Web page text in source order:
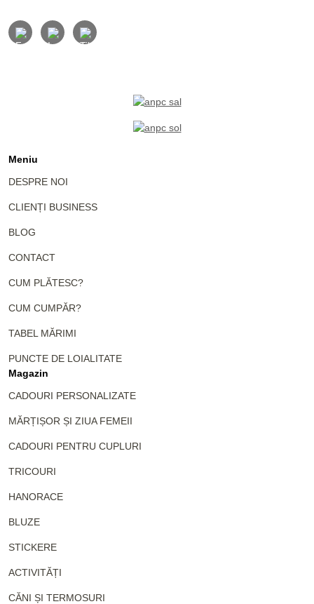
Meniu
DESPRE NOI
CLIENȚI BUSINESS
BLOG
CONTACT
CUM PLĂTESC?
CUM CUMPĂR?
TABEL MĂRIMI
PUNCTE DE LOIALITATE
Magazin
CADOURI PERSONALIZATE
MĂRȚIȘOR ȘI ZIUA FEMEII
CADOURI PENTRU CUPLURI
TRICOURI
HANORACE
BLUZE
STICKERE
ACTIVITĂȚI
CĂNI ȘI TERMOSURI